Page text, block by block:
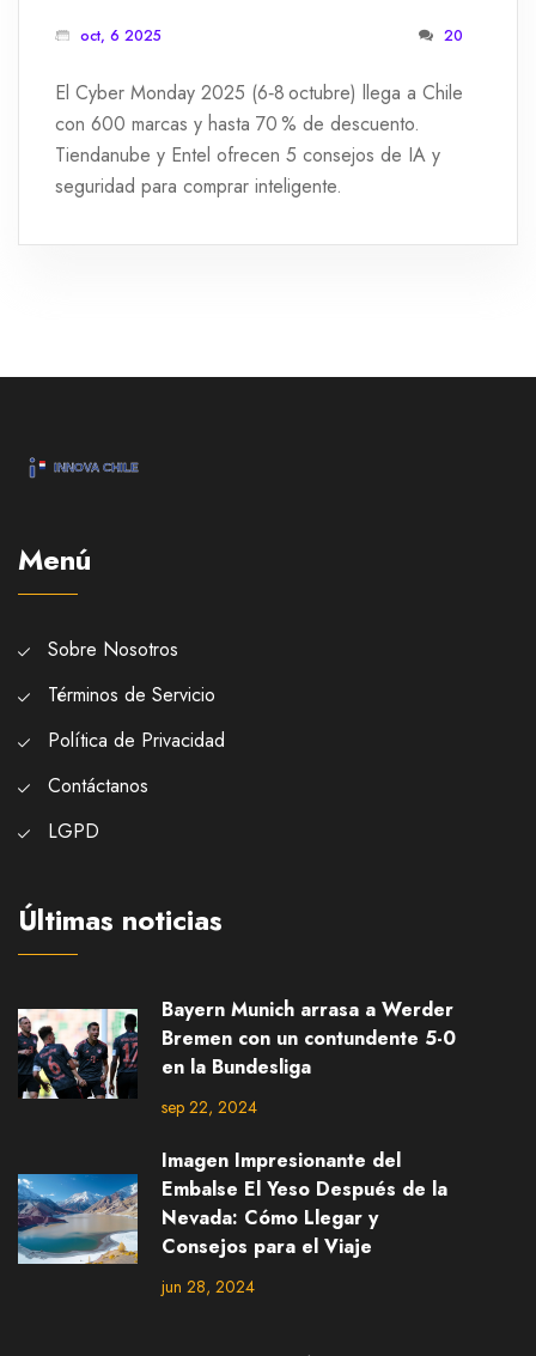
oct, 6 2025 20
El Cyber Monday 2025 (6‑8 octubre) llega a Chile
con 600 marcas y hasta 70 % de descuento.
Tiendanube y Entel ofrecen 5 consejos de IA y
seguridad para comprar inteligente.
Menú
Sobre Nosotros
Términos de Servicio
Política de Privacidad
Contáctanos
LGPD
Últimas noticias
Bayern Munich arrasa a Werder
Bremen con un contundente 5-0
en la Bundesliga
sep 22, 2024
Imagen Impresionante del
Embalse El Yeso Después de la
Nevada: Cómo Llegar y
Consejos para el Viaje
jun 28, 2024